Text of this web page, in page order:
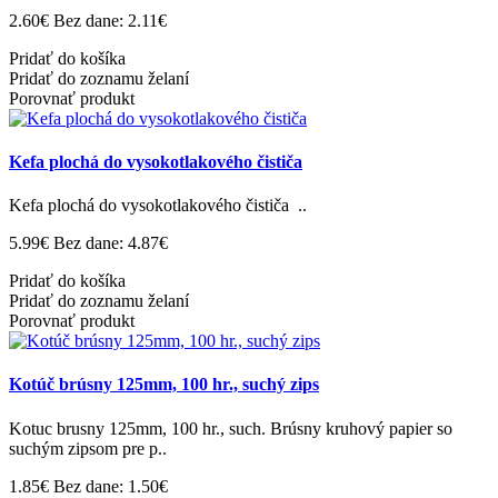
2.60€ Bez dane: 2.11€
Pridať do košíka
Pridať do zoznamu želaní
Porovnať produkt
Kefa plochá do vysokotlakového čističa
Kefa plochá do vysokotlakového čističa ..
5.99€ Bez dane: 4.87€
Pridať do košíka
Pridať do zoznamu želaní
Porovnať produkt
Kotúč brúsny 125mm, 100 hr., suchý zips
Kotuc brusny 125mm, 100 hr., such. Brúsny kruhový papier so
suchým zipsom pre p..
1.85€ Bez dane: 1.50€